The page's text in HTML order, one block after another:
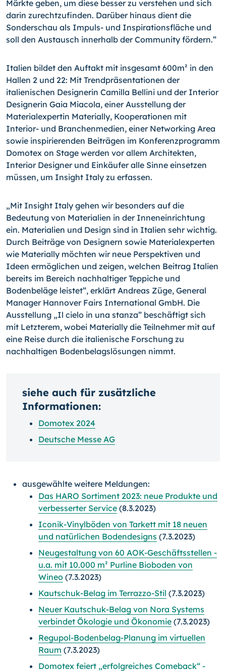
Märkte geben, um diese besser zu verstehen und sich
darin zurechtzufinden. Darüber hinaus dient die
Sonderschau als Impuls- und Inspirationsfläche und
soll den Austausch innerhalb der Community fördern.”
Italien bildet den Auftakt mit insgesamt 600m² in den
Hallen 2 und 22: Mit Trendpräsentationen der
italienischen Designerin Camilla Bellini und der Interior
Designerin Gaia Miacola, einer Ausstellung der
Materialexpertin Materially, Kooperationen mit
Interior- und Branchenmedien, einer Networking Area
sowie inspirierenden Beiträgen im Konferenzprogramm
Domotex on Stage werden vor allem Architekten,
Interior Designer und Einkäufer alle Sinne einsetzen
müssen, um Insight Italy zu erfassen.
„Mit Insight Italy gehen wir besonders auf die
Bedeutung von Materialien in der Inneneinrichtung
ein. Materialien und Design sind in Italien sehr wichtig.
Durch Beiträge von Designern sowie Materialexperten
wie Materially möchten wir neue Perspektiven und
Ideen ermöglichen und zeigen, welchen Beitrag Italien
bereits im Bereich nachhaltiger Teppiche und
Bodenbeläge leistet”, erklärt Andreas Züge, General
Manager Hannover Fairs International GmbH. Die
Ausstellung „Il cielo in una stanza” beschäftigt sich
mit Letzterem, wobei Materially die Teilnehmer mit auf
eine Reise durch die italienische Forschung zu
nachhaltigen Bodenbelagslösungen nimmt.
siehe auch für zusätzliche
Informationen:
Domotex 2024
Deutsche Messe AG
ausgewählte weitere Meldungen:
Das HARO Sortiment 2023: neue Produkte und
verbesserter Service (8.3.2023)
Iconik-Vinylböden von Tarkett mit 18 neuen
und natürlichen Bodendesigns (7.3.2023)
Neugestaltung von 60 AOK-Geschäftsstellen -
u.a. mit 10.000 m² Purline Bioboden von
Wineo (7.3.2023)
Kautschuk-Belag im Terrazzo-Stil (7.3.2023)
Neuer Kautschuk-Belag von Nora Systems
verbindet Ökologie und Ökonomie (7.3.2023)
Regupol-Bodenbelag-Planung im virtuellen
Raum (7.3.2023)
Domotex feiert „erfolgreiches Comeback“ -